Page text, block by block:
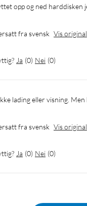
fra svensk Vis original
Ja (0) Nei (0)
fra svensk Vis original
Ja (0) Nei (0)